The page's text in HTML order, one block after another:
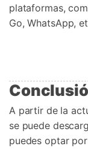
plataformas,
Go, WhatsApp,
A partir de la
se puede
puedes optar por